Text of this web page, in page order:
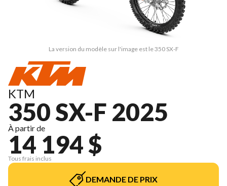
La version du modèle sur l'image est le 350 SX-F
KTM
350 SX-F 2025
À partir de
14 194 $
Tous frais inclus
DEMANDE DE PRIX